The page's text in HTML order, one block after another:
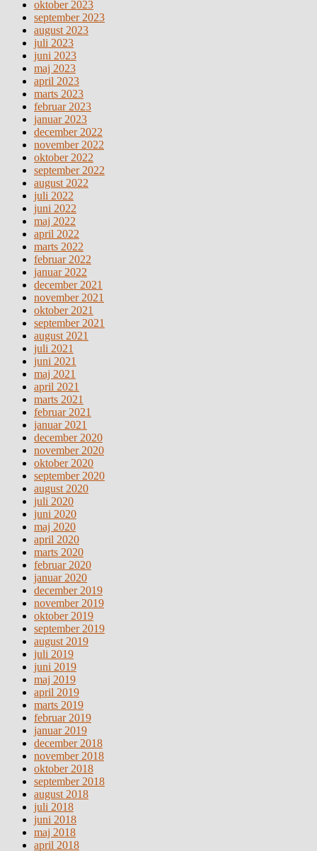
oktober 2023
september 2023
august 2023
juli 2023
juni 2023
maj 2023
april 2023
marts 2023
februar 2023
januar 2023
december 2022
november 2022
oktober 2022
september 2022
august 2022
juli 2022
juni 2022
maj 2022
april 2022
marts 2022
februar 2022
januar 2022
december 2021
november 2021
oktober 2021
september 2021
august 2021
juli 2021
juni 2021
maj 2021
april 2021
marts 2021
februar 2021
januar 2021
december 2020
november 2020
oktober 2020
september 2020
august 2020
juli 2020
juni 2020
maj 2020
april 2020
marts 2020
februar 2020
januar 2020
december 2019
november 2019
oktober 2019
september 2019
august 2019
juli 2019
juni 2019
maj 2019
april 2019
marts 2019
februar 2019
januar 2019
december 2018
november 2018
oktober 2018
september 2018
august 2018
juli 2018
juni 2018
maj 2018
april 2018